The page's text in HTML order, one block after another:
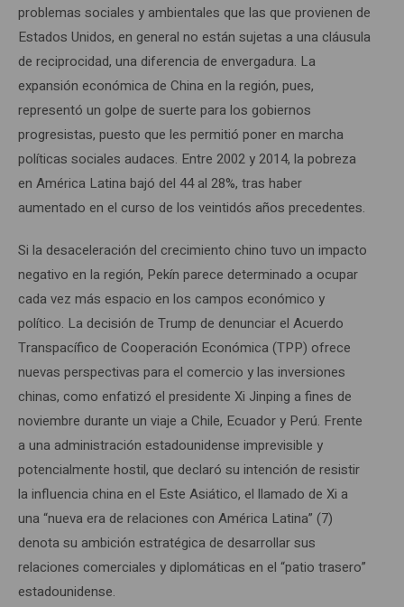
problemas sociales y ambientales que las que provienen de
Estados Unidos, en general no están sujetas a una cláusula
de reciprocidad, una diferencia de envergadura. La
expansión económica de China en la región, pues,
representó un golpe de suerte para los gobiernos
progresistas, puesto que les permitió poner en marcha
políticas sociales audaces. Entre 2002 y 2014, la pobreza
en América Latina bajó del 44 al 28%, tras haber
aumentado en el curso de los veintidós años precedentes.
Si la desaceleración del crecimiento chino tuvo un impacto
negativo en la región, Pekín parece determinado a ocupar
cada vez más espacio en los campos económico y
político. La decisión de Trump de denunciar el Acuerdo
Transpacífico de Cooperación Económica (TPP) ofrece
nuevas perspectivas para el comercio y las inversiones
chinas, como enfatizó el presidente Xi Jinping a fines de
noviembre durante un viaje a Chile, Ecuador y Perú. Frente
a una administración estadounidense imprevisible y
potencialmente hostil, que declaró su intención de resistir
la influencia china en el Este Asiático, el llamado de Xi a
una “nueva era de relaciones con América Latina” (7)
denota su ambición estratégica de desarrollar sus
relaciones comerciales y diplomáticas en el “patio trasero”
estadounidense.